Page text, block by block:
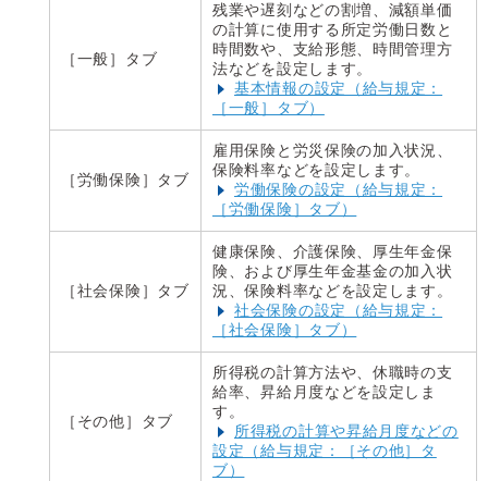
［一般］タブ
残業や遅刻などの割増、減額単価
の計算に使用する所定労働日数と
時間数や、支給形態、時間管理方
法などを設定します。
基本情報の設定（給与規定：
［一般］タブ）
［労働保険］タブ
雇用保険と労災保険の加入状況、
保険料率などを設定します。
労働保険の設定（給与規定：
［労働保険］タブ）
［社会保険］タブ
健康保険、介護保険、厚生年金保
険、および厚生年金基金の加入状
況、保険料率などを設定します。
社会保険の設定（給与規定：
［社会保険］タブ）
［その他］タブ
所得税の計算方法や、休職時の支
給率、昇給月度などを設定しま
す。
所得税の計算や昇給月度などの
設定（給与規定：［その他］タ
ブ）